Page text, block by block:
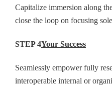
Capitalize immersion along
close the loop on focusing
STEP 4Your Success
Seamlessly empower fully
interoperable internal or